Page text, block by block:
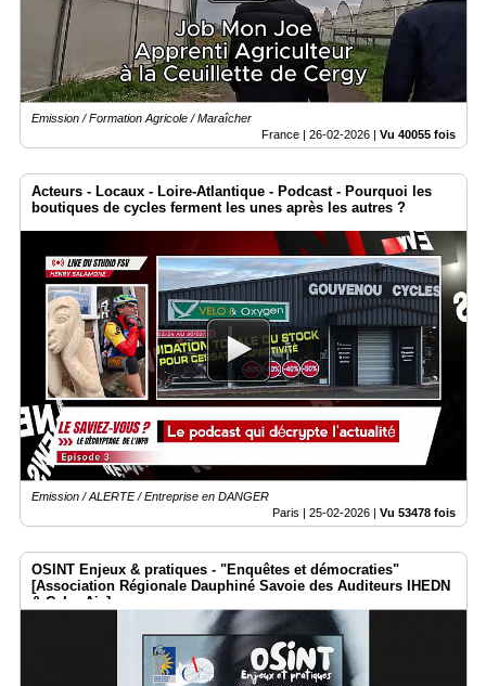
Emission / Formation Agricole / Maraîcher
France | 26-02-2026 | Vu 40055 fois
Acteurs - Locaux - Loire-Atlantique - Podcast - Pourquoi les
boutiques de cycles ferment les unes après les autres ?
Emission / ALERTE / Entreprise en DANGER
Paris | 25-02-2026 | Vu 53478 fois
OSINT Enjeux & pratiques - "Enquêtes et démocraties"
[Association Régionale Dauphiné Savoie des Auditeurs IHEDN
& CyberAix]